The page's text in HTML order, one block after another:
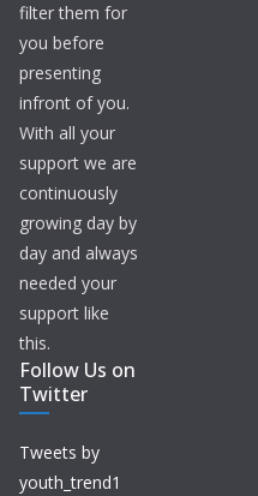
filter them for
you before
presenting
infront of you.
With all your
support we are
continuously
growing day by
day and always
needed your
support like
this.
Follow Us on
Twitter
Tweets by
youth_trend1